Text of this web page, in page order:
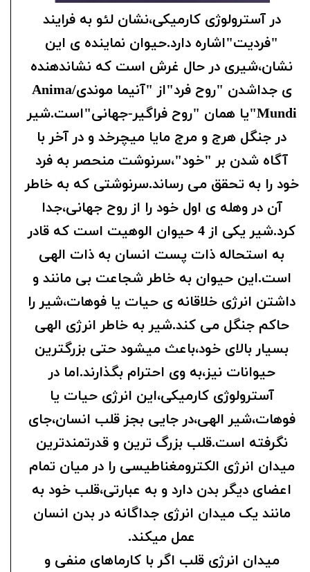
در آسترولوژی کارمیکی،نشان لئو به فرایند
"فردیت"اشاره دارد.حیوان نماینده ی این
نشان،شیری در حال غرش است که نشاندهنده
ی جداشدن "روح فرد"از "آنیما موندی/Anima
Mundi"یا همان "روح فراگیر-جهانی"است.شیر
در جنگل هرج و مرج مایا میچرخد و در آخر با
آگاه شدن بر "خود"،سرنوشت منحصر به فرد
خود را به تحقق می رساند.سرنوشتی که به خاطر
آن در وهله ی اول خود را از روح جهانی،جدا
کرد.شیر یکی از 4 حیوان الوهیت است که قادر
به استحاله ذات پست انسان به ذات الهی
است.این حیوان به خاطر شجاعت بی مانند و
داشتن انرژی خلاقانه ی حیات یا فوهات،شیر را
حاکم جنگل می کند.شیر به خاطر انرژی الهی
بسیار بالای خود،باعث میشود حتی بزرگترین
حیوانات نیز،به وی احترام بگذارند.اما در
آسترولوژی کارمیکی،این انرژی حیات یا
فوهات،شیر الهی،در جایی بجز قلب انسان،جای
نگرفته است.قلب بزرگ ترین و قدرتمندترین
میدان انرژی الکترومغناطیسی را در میان تمام
اعضای دیگر بدن دارد و به عبارتی،قلب خود به
مانند یک میدان انرژی جداگانه در بدن انسان
عمل میکند.
میدان انرژی قلب اگر با کارماهای منفی و